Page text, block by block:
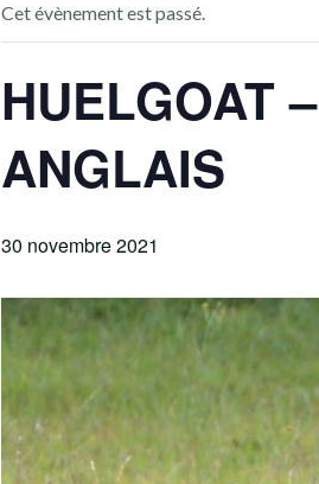
Cet évènement est passé.
HUELGOAT
ANGLAIS
30 novembre 2021